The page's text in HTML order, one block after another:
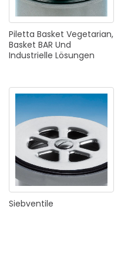
Piletta Basket Vegetarian,
Basket BAR Und
Industrielle Lösungen
Siebventile